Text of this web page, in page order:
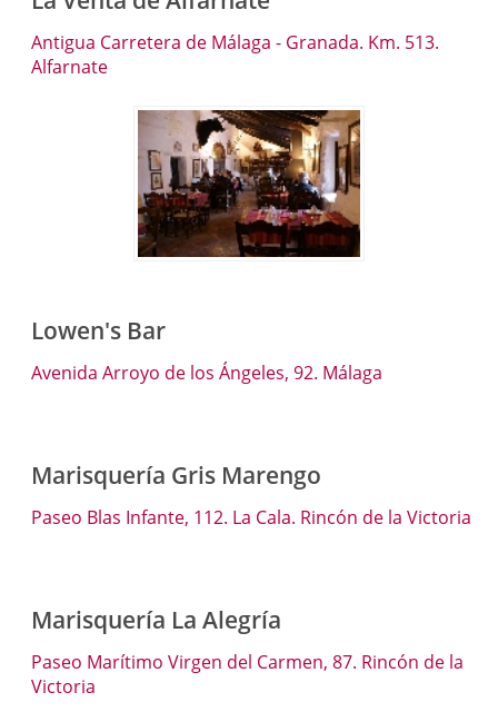
Antigua Carretera de Málaga - Granada. Km. 513.
Alfarnate
Lowen's Bar
Avenida Arroyo de los Ángeles, 92. Málaga
Marisquería Gris Marengo
Paseo Blas Infante, 112. La Cala. Rincón de la Victoria
Marisquería La Alegría
Paseo Marítimo Virgen del Carmen, 87. Rincón de la
Victoria